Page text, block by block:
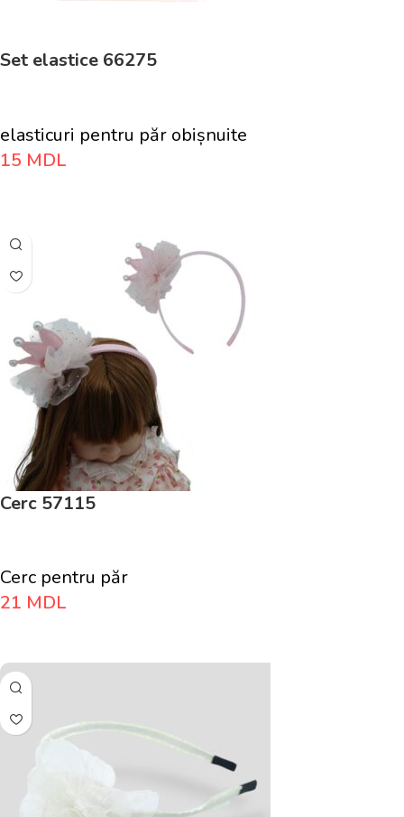
Set elastice 66275
elasticuri pentru păr obișnuite
15 MDL
Cerc 57115
Cerc pentru păr
21 MDL